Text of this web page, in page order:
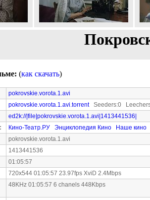
(как скачать)
pokrovskie.vorota.1.avi
pokrovskie.vorota.1.avi.torrentSeeders:0
ed2k://|file|pokrovskie.vorota.1.avi|1413441536|
Кино-Театр.РУ Энциклопедия Кино
Наше кино
pokrovskie.vorota.1.avi
1413441536
01:05:57
720x544 01:05:57 23.97fps XviD 2.4Mbps
48KHz 01:05:57 6 chanels 448Kbps